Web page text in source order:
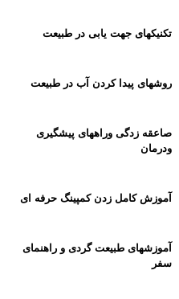
تکنیکهای جهت یابی در طبیعت
روشهای پیدا کردن آب در طبیعت
صاعقه زدگی وراههای پیشگیری
ودرمان
آموزش کامل زدن کمپینگ حرفه ای
آموزشهای طبیعت گردی و راهنمای
سفر